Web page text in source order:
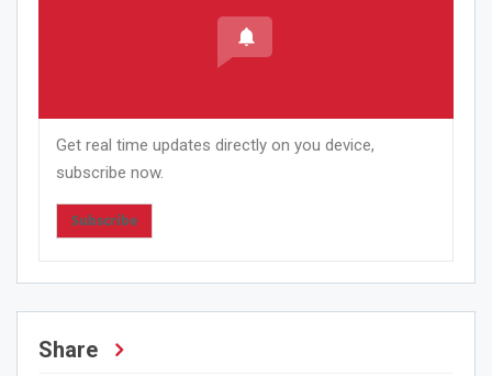
Get real time updates directly on you device,
subscribe now.
Subscribe
Share